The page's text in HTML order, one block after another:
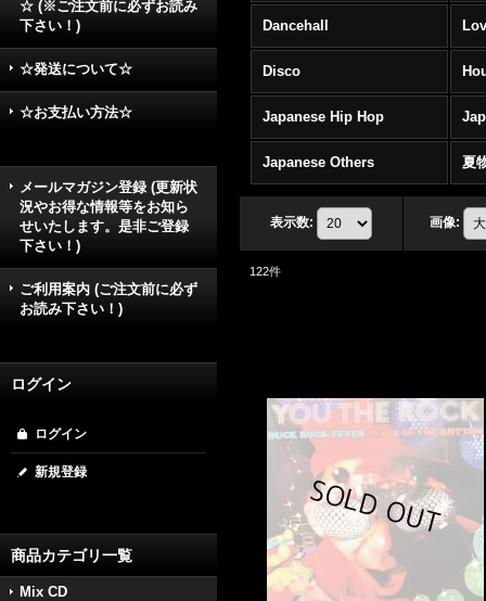
☆ (※ご注文前に必ずお読み
下さい！)
☆発送について☆
☆お支払い方法☆
メールマガジン登録 (更新状
況やお得な情報等をお知ら
せいたします。是非ご登録
下さい！)
ご利用案内 (ご注文前に必ず
お読み下さい！)
ログイン
ログイン
新規登録
商品カテゴリ一覧
Mix CD
Dancehall
Disco
Japanese Hip Hop
Japanese Others 夏
表示数: 画像:
122件